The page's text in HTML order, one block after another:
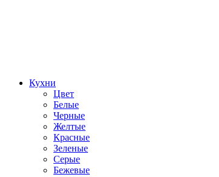
Кухни
Цвет
Белые
Черные
Желтые
Красные
Зеленые
Серые
Бежевые